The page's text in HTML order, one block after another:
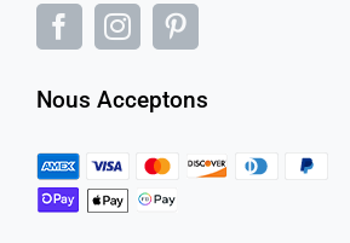
Nous Acceptons